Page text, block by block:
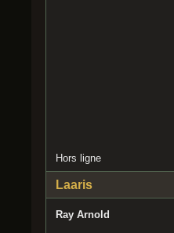
Hors ligne
Laaris
Ray Arnold